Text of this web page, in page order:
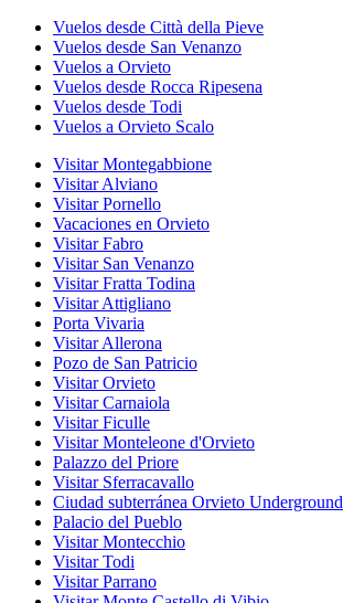
Vuelos desde Città della Pieve
Vuelos desde San Venanzo
Vuelos a Orvieto
Vuelos desde Rocca Ripesena
Vuelos desde Todi
Vuelos a Orvieto Scalo
Visitar Montegabbione
Visitar Alviano
Visitar Pornello
Vacaciones en Orvieto
Visitar Fabro
Visitar San Venanzo
Visitar Fratta Todina
Visitar Attigliano
Porta Vivaria
Visitar Allerona
Pozo de San Patricio
Visitar Orvieto
Visitar Carnaiola
Visitar Ficulle
Visitar Monteleone d'Orvieto
Palazzo del Priore
Visitar Sferracavallo
Ciudad subterránea Orvieto Underground
Palacio del Pueblo
Visitar Montecchio
Visitar Todi
Visitar Parrano